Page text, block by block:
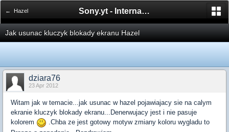
← Hazel Sony.yt - International Sony Forum
Jak usunac kluczyk blokady ekranu Hazel
dziara76
23 Apr 2012
Witam jak w temacie...jak usunac w hazel pojawiajacy sie na calym
ekranie kluczyk blokady ekranu...Denerwujacy jest i nie pasuje
kolorem
.Chba ze jest gotowy motyw zmiany koloru wygladu to